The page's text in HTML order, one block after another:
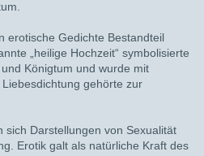
erotische Gedichte Bestandteil
„heilige Hochzeit“ symbolisierte
Königtum und wurde mit
gehörte zur
sich Darstellungen von Sexualität
Erotik galt als natürliche Kraft des